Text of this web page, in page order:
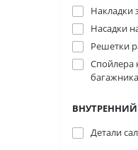
Накладки
Насадки
Решетки
багажника
Детали